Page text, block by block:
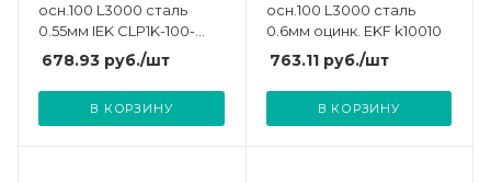
осн.100 L3000 сталь
0.55мм IEK CLP1K-100-
055-3
678.93 руб./шт
В КОРЗИНУ
осн.100 L3000 сталь
0.6мм оцинк. EKF k10010
763.11руб./шт
В КОРЗИНУ